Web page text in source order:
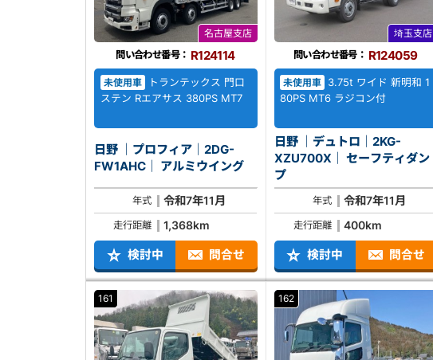
名古屋支店
問い合わせ番号： R124114
未使用車
トランテックス 門口
ステン Rエアサス 380PS MT7
日野 ｜プロフィア｜2DG-
FW1AHC｜ アルミウイング
年式 令和7年11月
走行距離 1,368km
検討中 問合せ
埼玉支店
問い合わせ番号： R124059
未使用車 3.75t ワイド 新明和 1
80PS MT6 ラジコン付
日野 ｜デュトロ｜2KG-
XZU700X｜ セーフティダン
プ
年式 令和7年11月
走行距離 400km
検討中 問合せ
161 162